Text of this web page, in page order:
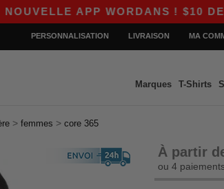
APP WORDANS ! $10 DE RABAIS
PERSONNALISATION LIVRAISON MA
Marques T-Shirts
> femmes > core 365
À partir
ou 4